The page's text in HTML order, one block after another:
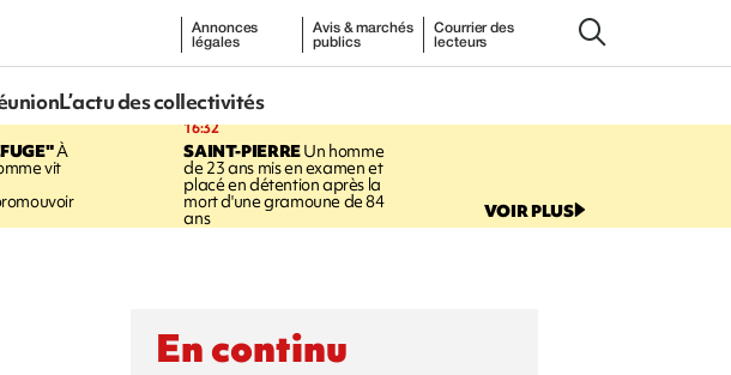
Annonces
légales
Avis & marchés
publics
Courrier des
lecteurs
L’actu des collectivités
À
vit
16:32
SAINT-PIERREUn homme
de 23 ans mis en examen et
placé en détention après la
mort d'une gramoune de 84
ans VOIR PLUS
En continu